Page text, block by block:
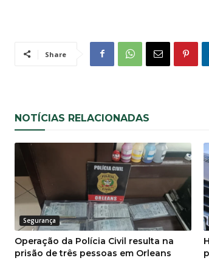
Share
NOTÍCIAS RELACIONADAS
Segurança
Operação da Polícia Civil resulta na
prisão de três pessoas em Orleans